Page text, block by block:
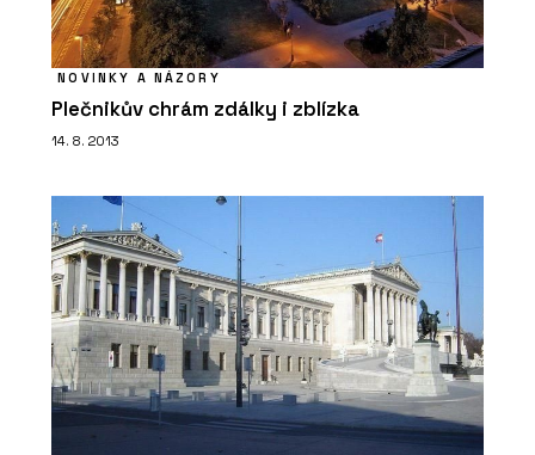
NOVINKY A NÁZORY
Plečnikův chrám zdálky i zblízka
14. 8. 2013